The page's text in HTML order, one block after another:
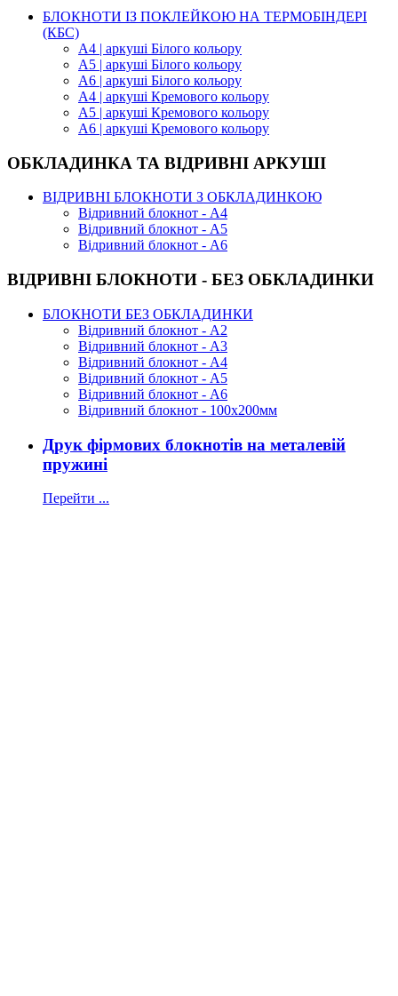
БЛОКНОТИ ІЗ ПОКЛЕЙКОЮ НА ТЕРМОБІНДЕРІ
(КБС)
А4 | аркуші Білого кольору
А5 | аркуші Білого кольору
А6 | аркуші Білого кольору
А4 | аркуші Кремового кольору
А5 | аркуші Кремового кольору
А6 | аркуші Кремового кольору
ОБКЛАДИНКА ТА ВІДРИВНІ АРКУШІ
ВІДРИВНІ БЛОКНОТИ З ОБКЛАДИНКОЮ
Відривний блокнот - А4
Відривний блокнот - А5
Відривний блокнот - А6
ВІДРИВНІ БЛОКНОТИ - БЕЗ ОБКЛАДИНКИ
БЛОКНОТИ БЕЗ ОБКЛАДИНКИ
Відривний блокнот - А2
Відривний блокнот - А3
Відривний блокнот - А4
Відривний блокнот - А5
Відривний блокнот - А6
Відривний блокнот - 100х200мм
Друк фірмових блокнотів на металевій
пружині
Перейти ...